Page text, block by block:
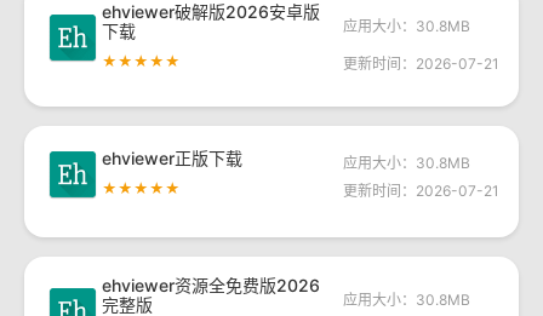
ehviewer破解版2026安卓版
下载
★★★★★
应用大小：30.8MB
更新时间：2026-07-21
ehviewer正版下载
★★★★★
应用大小：30.8MB
更新时间：2026-07-21
ehviewer资源全免费版2026
完整版
应用大小：30.8MB